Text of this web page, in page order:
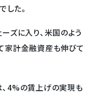
した。
ズに入り、米国のよう
家計金融資産も伸びて
4%の賃上げの実現も